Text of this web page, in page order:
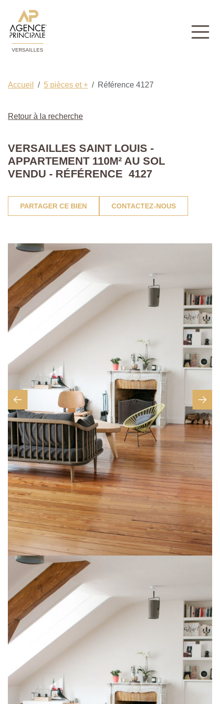
VERSAILLES
Accueil 5 pièces et + Référence 4127
Retour à la recherche
VERSAILLES SAINT LOUIS -
APPARTEMENT 110M² AU SOL
VENDU - RÉFÉRENCE 4127
PARTAGER CE BIEN CONTACTEZ-NOUS